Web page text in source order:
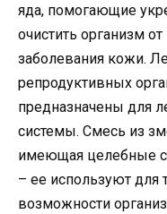
яда, помогающие
очистить организм
заболевания кожи.
репродуктивных
предназначены для
системы. Смесь из
имеющая целебные
– ее используют для
возможности